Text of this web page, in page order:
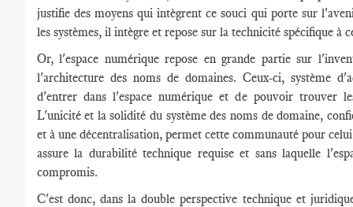
justifie des moyens qui intègrent ce souci qui porte sur
les systèmes, il intègre et repose sur la technicité spécifique à
Or, l'espace numérique repose en grande partie sur
l'architecture des noms de domaines. Ceux-ci, système
d'entrer dans l'espace numérique et de pouvoir trouver
L'unicité et la solidité du système des noms de domaine,
et à une décentralisation, permet cette communauté pour
assure la durabilité technique requise et sans laquelle
compromis.
C'est donc, dans la double perspective technique et